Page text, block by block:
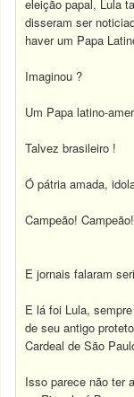
eleição papal, Lula
disseram ser
haver um Papa
Imaginou ?
Um Papa latino-
Talvez brasileiro !
Ó pátria amada,
Campeão!
E jornais falaram
E lá foi Lula,
de seu antigo
Cardeal de São
Isso parece não ter